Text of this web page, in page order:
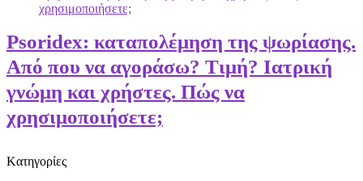
Psoridex: καταπολέμηση της ψωρίασης.
Από που να αγοράσω? Τιμή? Ιατρική
γνώμη και χρήστες. Πώς να
χρησιμοποιήσετε;
Kατηγορίες